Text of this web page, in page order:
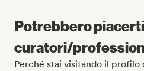
Potrebbero
curatori/
Perché stai visitando il profilo